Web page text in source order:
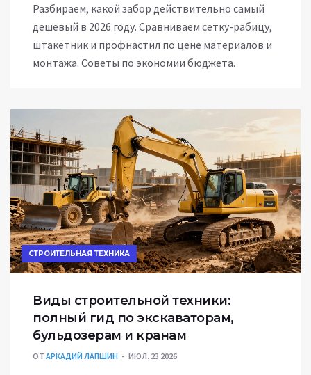
Разбираем, какой забор действительно самый
дешевый в 2026 году. Сравниваем сетку-рабицу,
штакетник и профнастил по цене материалов и
монтажа. Советы по экономии бюджета.
СТРОИТЕЛЬНАЯ ТЕХНИКА
Виды строительной техники:
полный гид по экскаваторам,
бульдозерам и кранам
ОТ АРКАДИЙ ЛАПШИН ИЮЛ, 23 2026